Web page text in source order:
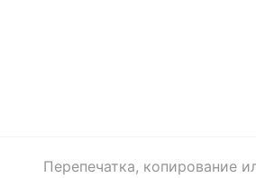
Перепечатка, копирование